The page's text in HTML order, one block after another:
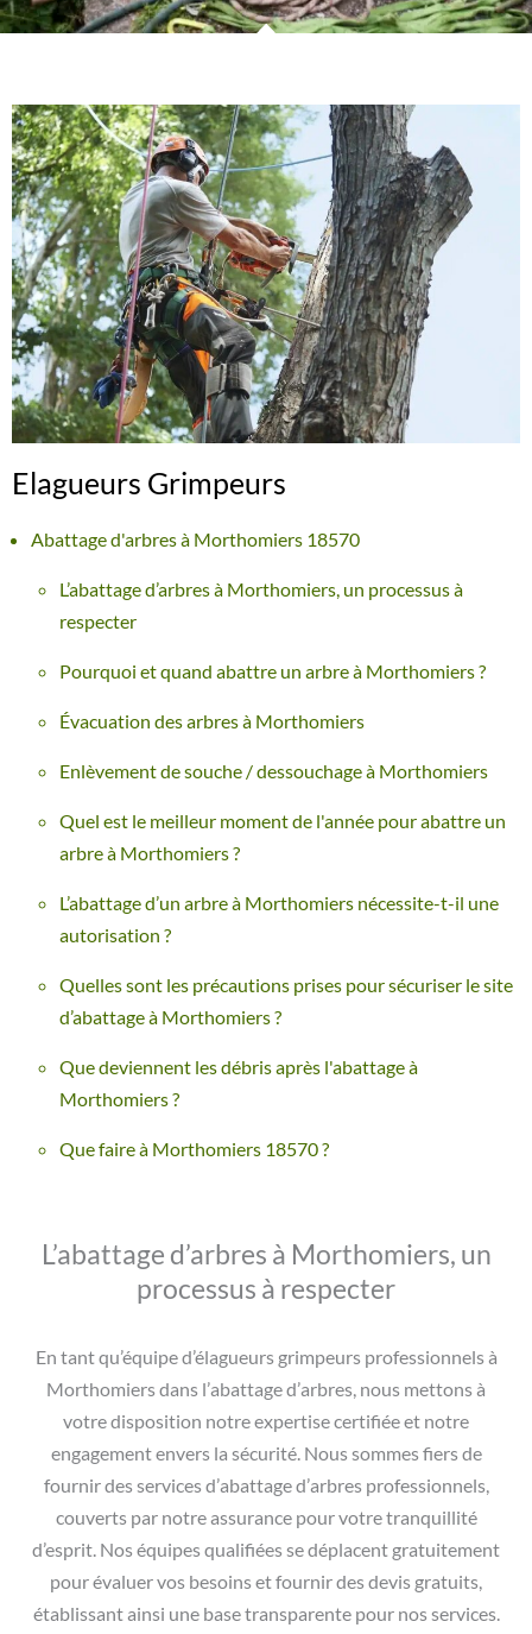
Elagueurs Grimpeurs
Abattage d'arbres à Morthomiers 18570
L’abattage d’arbres à Morthomiers, un processus à
respecter
Pourquoi et quand abattre un arbre à Morthomiers ?
Évacuation des arbres à Morthomiers
Enlèvement de souche / dessouchage à Morthomiers
Quel est le meilleur moment de l'année pour abattre un
arbre à Morthomiers ?
L’abattage d’un arbre à Morthomiers nécessite-t-il une
autorisation ?
Quelles sont les précautions prises pour sécuriser le site
d’abattage à Morthomiers ?
Que deviennent les débris après l'abattage à
Morthomiers ?
Que faire à Morthomiers 18570 ?
L’abattage d’arbres à Morthomiers, un
processus à respecter
En tant qu’équipe d’élagueurs grimpeurs professionnels à
Morthomiers dans l’abattage d’arbres, nous mettons à
votre disposition notre expertise certifiée et notre
engagement envers la sécurité. Nous sommes fiers de
fournir des services d’abattage d’arbres professionnels,
couverts par notre assurance pour votre tranquillité
d’esprit. Nos équipes qualifiées se déplacent gratuitement
pour évaluer vos besoins et fournir des devis gratuits,
établissant ainsi une base transparente pour nos services.